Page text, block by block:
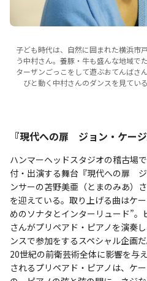
子ども時代は、自然に囲まれた横浜市
う中村さん。養豚・牛も盛んな地域で
ターザンごっこをして遊ぶおてんば
びと動く中村さんのダンスを見てい
『現代への扉 ジョン・ケー
ハンマーヘッドスタジオの稽古場
付・出演する舞台『現代への扉
ンサーの苫野美亜（とまのみあ）
を迎えている。取り上げる曲はケ
めのソナタとインターリュード”
さんがプリペアド・ピアノを演奏
ンスで参加をするスペシャル企画
20世紀の前衛芸術全体に影響を与
されるプリペアド・ピアノは、ケ